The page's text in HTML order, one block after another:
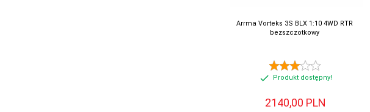
Arrma Vorteks 3S BLX 1:10 4WD RTR
bezszczotkowy
Produkt dostępny!
2140,00 PLN